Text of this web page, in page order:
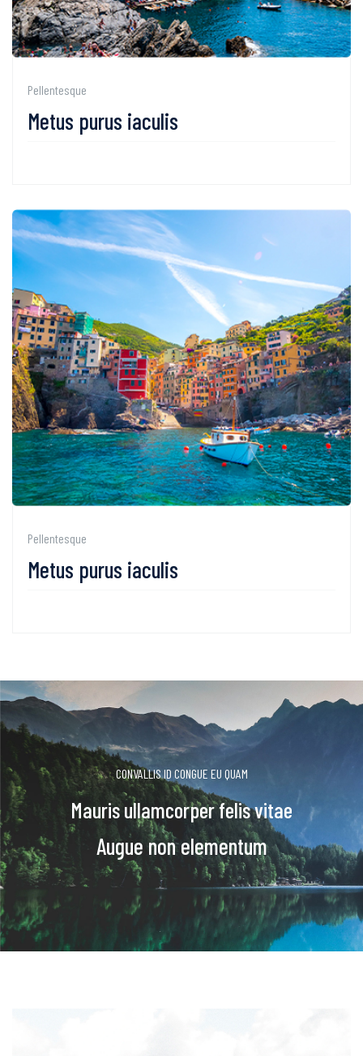
Pellentesque
Metus purus iaculis
Pellentesque
Metus purus iaculis
CONVALLIS ID CONGUE EU QUAM
Mauris ullamcorper felis vitae
Augue non elementum